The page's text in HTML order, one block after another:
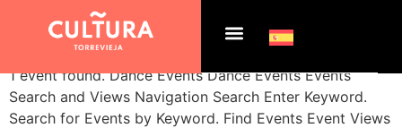
Archives: Events
1 event found. Dance Events Dance Events Events
Search and Views Navigation Search Enter Keyword.
Search for Events by Keyword. Find Events Event Views